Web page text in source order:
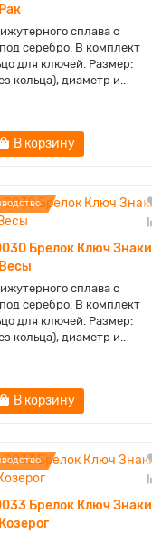
сплава с
серебро. В комплект
для ключей. Размер:
кольца), диаметр и..
В корзину
Брелок Ключ Знаки
сплава с
серебро. В комплект
для ключей. Размер:
кольца), диаметр и..
В корзину
Брелок Ключ Знаки